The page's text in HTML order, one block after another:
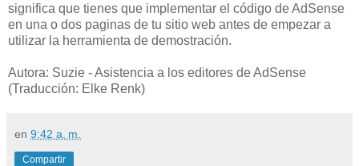
significa que tienes que implementar el código de AdSense
en una o dos paginas de tu sitio web antes de empezar a
utilizar la herramienta de demostración.
Autora: Suzie - Asistencia a los editores de AdSense
(Traducción: Elke Renk)
en 9:42 a. m.
Compartir